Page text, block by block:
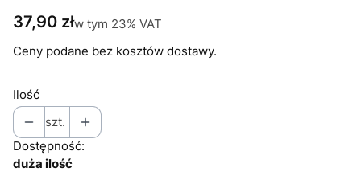
Cena
37,90 złw tym 23% VAT
w tym 23% VAT
Ceny podane bez kosztów dostawy.
Ilość
szt.
Dostępność:
duża ilość